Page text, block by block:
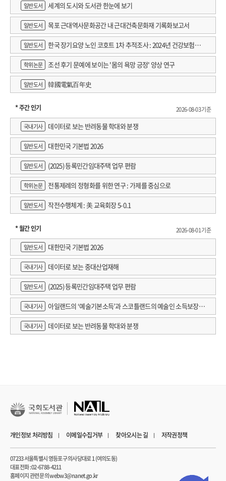
일반도서
세계의 도시와 도서관 한눈에 보기
일반도서 목포 근대역사문화공간 내 근대건축문화재 기록화보고서
일반도서
한국 장기요양 노인 코호트 1차 추적조사 : 2024년 건강보험연
구원 정규연구보고서
학위논문 조선 후기 문예에 보이는 '몸의 욕망 긍정' 양상 연구
일반도서 韓國電氣百年史
* 주간 인기
2026-08-03 기준
국내기사
데이터로 보는 반려동물 학대와 분쟁
일반도서 대한민국 기본법 2026
일반도서 (2025) 등록민간임대주택 업무 편람
학위논문 전통제례의 정형화를 위한 연구 : 가제를 중심으로
일반도서 작전수행체계 : 美 교육회장 5-0.1
* 월간 인기
2026-08-01 기준
일반도서
대한민국 기본법 2026
국내기사 데이터로 보는 중대산업재해
일반도서 (2025) 등록민간임대주택 업무 편람
국내기사
아일랜드의 ‘예술기본소득’과 스코틀랜드의 예술인 소득보장정
책 논의
국내기사 데이터로 보는 반려동물 학대와 분쟁
개인정보 처리방침 이메일수집거부 찾아오시는 길 저작권정책
07233 서울특별시 영등포구 의사당대로 1 (여의도동)
대표전화 : 02-6788-4211
홈페이지 관련 문의 webw3@nanet.go.kr